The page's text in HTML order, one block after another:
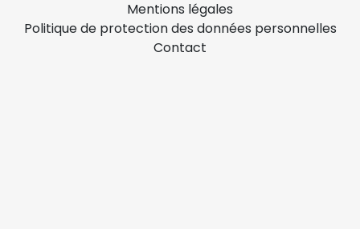
Mentions légales
Politique de protection des données personnelles
Contact